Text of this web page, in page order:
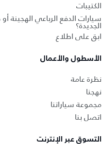
الكتيبات
سيارات الدفع الرباعي الهجينة
الجديدة؟
ابق على اطلاع
الأسطول والأعمال
نظرة عامة
نهجنا
مجموعة سياراتنا
اتصل بنا
التسوق عبر الإنترنت